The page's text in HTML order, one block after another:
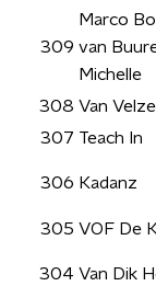
309
Marco
van
Michelle
308 Van
307 Teach In
306 Kadanz
305 VOF De
304 Van Dik